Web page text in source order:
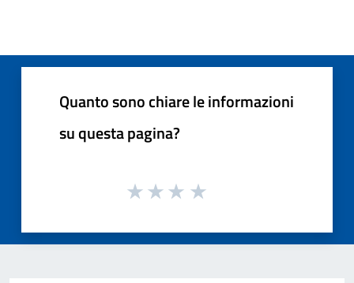
Quanto sono chiare le informazioni
su questa pagina?